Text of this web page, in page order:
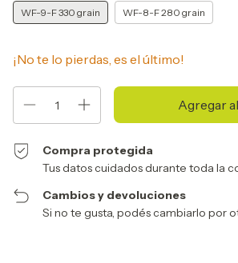
WF-9-F 330 grain WF-8-F 280 grain
¡No te lo pierdas, es el último!
Compra protegida
Tus datos cuidados durante toda la
Cambios y devoluciones
Si no te gusta, podés cambiarlo por